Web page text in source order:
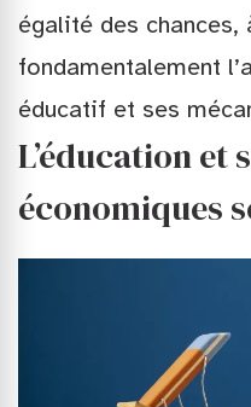
égalité des
fondamentalement
éducatif et ses
L’éducation et
économiques